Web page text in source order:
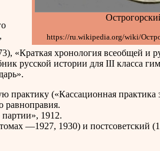
https://ru.wikipedia.org/wiki/
«Краткая хронология всеобщей и
русской истории для III класса
практику («Кассационная практика
равноправия.
1912.
—1927, 1930) и постсоветский